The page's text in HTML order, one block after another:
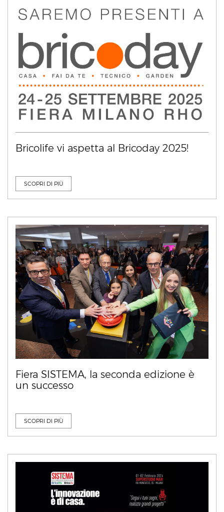
Bricolife vi aspetta al Bricoday 2025!
SCOPRI DI PIÙ
Fiera SISTEMA, la seconda edizione è
un successo
SCOPRI DI PIÙ